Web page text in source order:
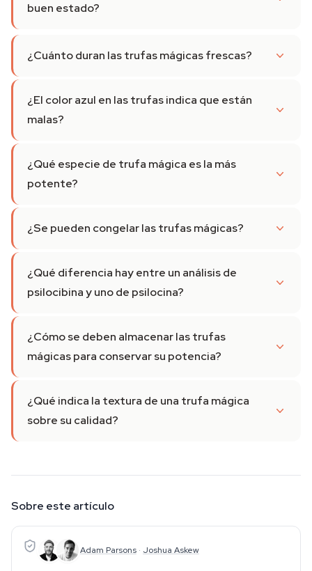
buen estado?
¿Cuánto duran las trufas mágicas frescas?
¿El color azul en las trufas indica que están
malas?
¿Qué especie de trufa mágica es la más
potente?
¿Se pueden congelar las trufas mágicas?
¿Qué diferencia hay entre un análisis de
psilocibina y uno de psilocina?
¿Cómo se deben almacenar las trufas
mágicas para conservar su potencia?
¿Qué indica la textura de una trufa mágica
sobre su calidad?
Sobre este artículo
Adam Parsons · Joshua Askew